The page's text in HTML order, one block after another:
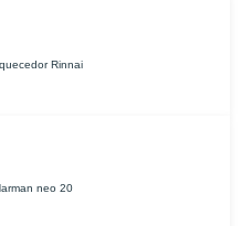
Rinnai
neo 20